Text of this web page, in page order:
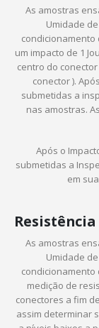
As amostras
Umidade
condicionamento
um impacto de 1
centro do
conector ).
submetidas a
nas amostras.
Após o
submetidas a
em
As amostras
Umidade
condicionamento
medição de
conectores a fim
assim determinar